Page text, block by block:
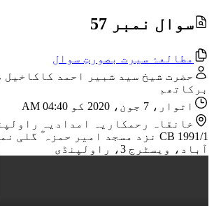
سوال نمبر 57
مطالعۂ سیرت بصورتِ سوال
حضرت شیخ سید شبیر احمد کاکاخیل
برکاتھم
اتوار، 7 جون، 2020 کو 04:40 AM
خانقاہ رحمکاریہ امدادیہ
آباد، ویسٹرج 3، راولپنڈی